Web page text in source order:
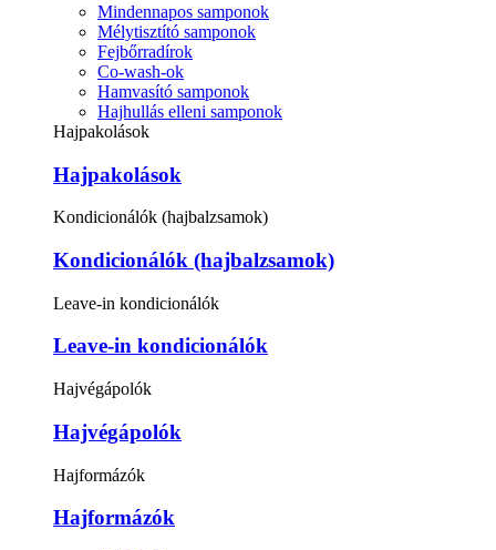
Mindennapos samponok
Mélytisztító samponok
Fejbőrradírok
Co-wash-ok
Hamvasító samponok
Hajhullás elleni samponok
Hajpakolások
Hajpakolások
Kondicionálók (hajbalzsamok)
Kondicionálók (hajbalzsamok)
Leave-in kondicionálók
Leave-in kondicionálók
Hajvégápolók
Hajvégápolók
Hajformázók
Hajformázók